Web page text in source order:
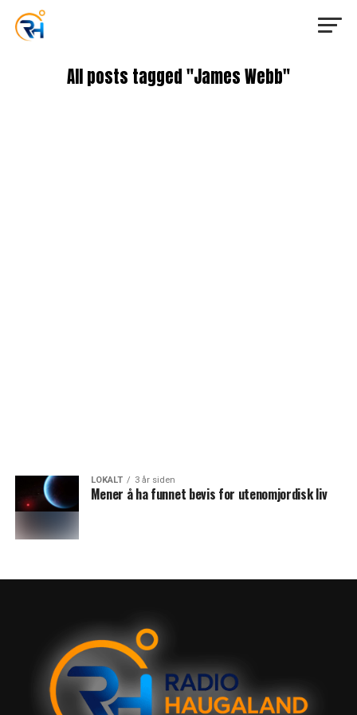
All posts tagged "James Webb"
LOKALT 3 år siden
Mener å ha funnet bevis for utenomjordisk liv